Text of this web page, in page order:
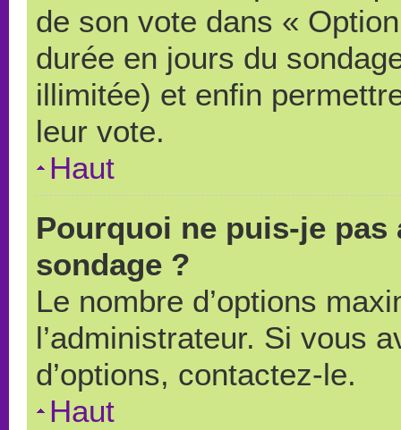
de son vote dans «
durée en jours du
illimitée) et enfin
leur vote.
Haut
Pourquoi ne puis-je
sondage ?
Le nombre d’options
l’administrateur. Si vous
d’options, contactez-le.
Haut